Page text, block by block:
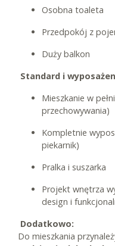
Osobna toaleta
Przedpokój z
Duży balkon
Standard i
Mieszkanie w
przechowywania)
Kompletnie
piekarnik)
Pralka i suszarka
Projekt wnętrza
design i
Dodatkowo:
Do mieszkania